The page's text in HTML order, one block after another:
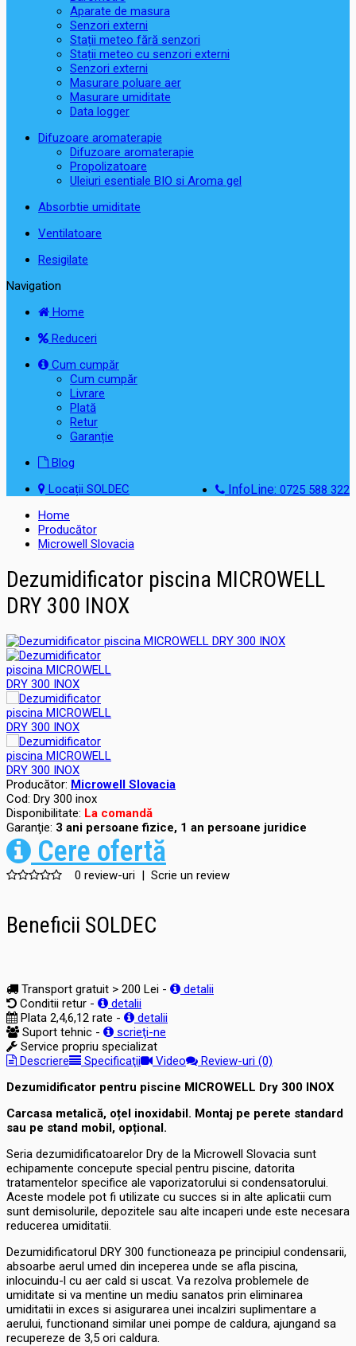
Aparate de masura
Senzori externi
Stații meteo fără senzori
Stații meteo cu senzori externi
Senzori externi
Masurare poluare aer
Masurare umiditate
Data logger
Difuzoare aromaterapie
Difuzoare aromaterapie
Propolizatoare
Uleiuri esentiale BIO si Aroma gel
Absorbtie umiditate
Ventilatoare
Resigilate
Navigation
Home
Reduceri
Cum cumpăr
Cum cumpăr
Livrare
Plată
Retur
Garanție
Blog
InfoLine: 0725 588 322
Locații SOLDEC
Home
Producător
Microwell Slovacia
Dezumidificator piscina MICROWELL
DRY 300 INOX
Producător: Microwell Slovacia
Cod: Dry 300 inox
Disponibilitate: La comandă
Garanţie: 3 ani persoane fizice, 1 an persoane juridice
Cere ofertă
0 review-uri | Scrie un review
Beneficii SOLDEC
Transport gratuit > 200 Lei -
detalii
Conditii retur -
detalii
Plata 2,4,6,12 rate -
detalii
Suport tehnic -
scrieţi-ne
Service propriu specializat
Descriere
Specificaţii Video
Review-uri (0)
Dezumidificator pentru piscine MICROWELL Dry 300 INOX
Carcasa metalică, oțel inoxidabil. Montaj pe perete standard
sau pe stand mobil, opțional.
Seria dezumidificatoarelor Dry de la Microwell Slovacia sunt
echipamente concepute special pentru piscine, datorita
tratamentelor specifice ale vaporizatorului si condensatorului.
Aceste modele pot fi utilizate cu succes si in alte aplicatii cum
sunt demisolurile, depozitele sau alte incaperi unde este necesara
reducerea umiditatii.
Dezumidificatorul DRY 300 functioneaza pe principiul condensarii,
absoarbe aerul umed din inceperea unde se afla piscina,
inlocuindu-l cu aer cald si uscat. Va rezolva problemele de
umiditate si va mentine un mediu sanatos prin eliminarea
umiditatii in exces si asigurarea unei incalziri suplimentare a
aerului, functionand similar unei pompe de caldura, ajungand sa
recupereze de 3,5 ori caldura.